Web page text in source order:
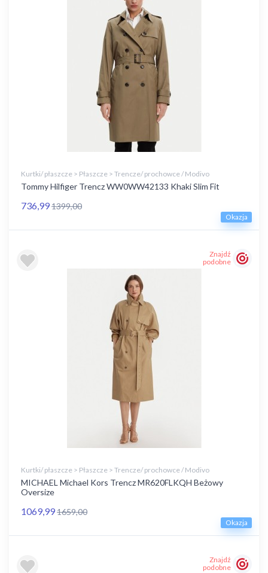
Okazja
Kurtki/ płaszcze > Płaszcze > Trencze/ prochowce / Modivo
Tommy Hilfiger Trencz WW0WW42133 Khaki Slim Fit
736,991399,00
Okazja
Znajdź
podobne
Kurtki/ płaszcze > Płaszcze > Trencze/ prochowce / Modivo
MICHAEL Michael Kors Trencz MR620FLKQH Beżowy
Oversize
1069,991659,00
Znajdź
podobne